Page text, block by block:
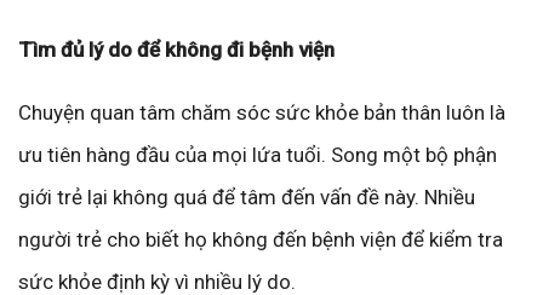
Tìm đủ lý do để không đi bệnh viện
Chuyện quan tâm chăm sóc sức khỏe bản thân luôn là
ưu tiên hàng đầu của mọi lứa tuổi. Song một bộ phận
giới trẻ lại không quá để tâm đến vấn đề này. Nhiều
người trẻ cho biết họ không đến bệnh viện để kiểm tra
sức khỏe định kỳ vì nhiều lý do.